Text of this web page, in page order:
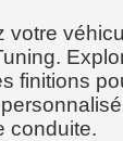
votre
finitions
conduite.